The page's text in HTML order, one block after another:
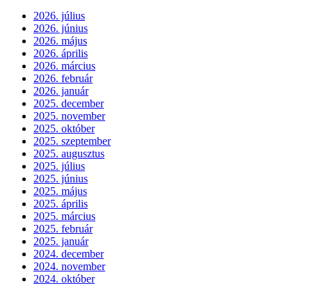
2026. július
2026. június
2026. május
2026. április
2026. március
2026. február
2026. január
2025. december
2025. november
2025. október
2025. szeptember
2025. augusztus
2025. július
2025. június
2025. május
2025. április
2025. március
2025. február
2025. január
2024. december
2024. november
2024. október